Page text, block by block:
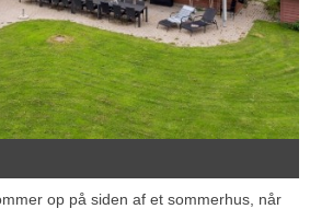
op på siden af et sommerhus, når